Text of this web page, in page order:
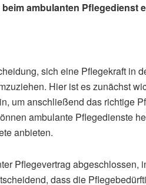
ambulanten Pflegedienst
sich eine Pflegekraft in
Hier ist es zunächst
um anschließend das richtige
ambulante Pflegedienste
anbieten.
Pflegevertrag abgeschlossen,
dass die